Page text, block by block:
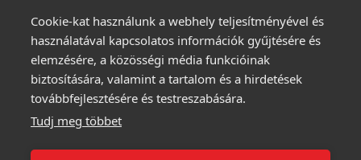
Cookie-kat használunk a webhely teljesítményével és
használatával kapcsolatos információk gyűjtésére és
elemzésére, a közösségi média funkcióinak
biztosítására, valamint a tartalom és a hirdetések
továbbfejlesztésére és testreszabására.
Tudj meg többet